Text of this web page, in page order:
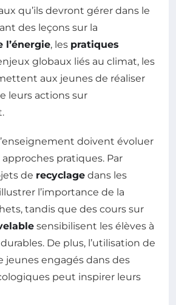
qu’ils devront gérer dans le
des leçons sur la
l’énergie, les pratiques
globaux liés au climat, les
aux jeunes de réaliser
leurs actions sur
doivent évoluer
pratiques. Par
de recyclage dans les
l’importance de la
tandis que des cours sur
sensibilisent les élèves à
De plus, l’utilisation de
jeunes engagés dans des
peut inspirer leurs